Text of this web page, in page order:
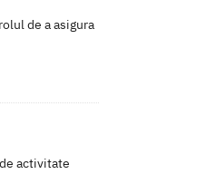
de a asigura
activitate